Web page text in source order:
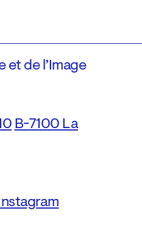
et de l’Image
B-7100 La